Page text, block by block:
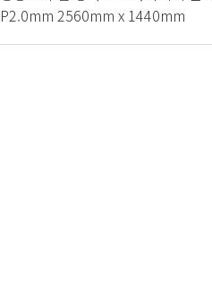
P2.0mm 2560mm x 1440mm